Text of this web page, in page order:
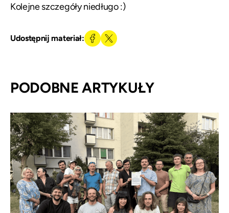
Kolejne szczegóły niedługo :)
Udostępnij materiał:
PODOBNE ARTYKUŁY